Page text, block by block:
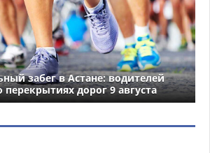
забег в Астане: водителей
дорог 9 августа